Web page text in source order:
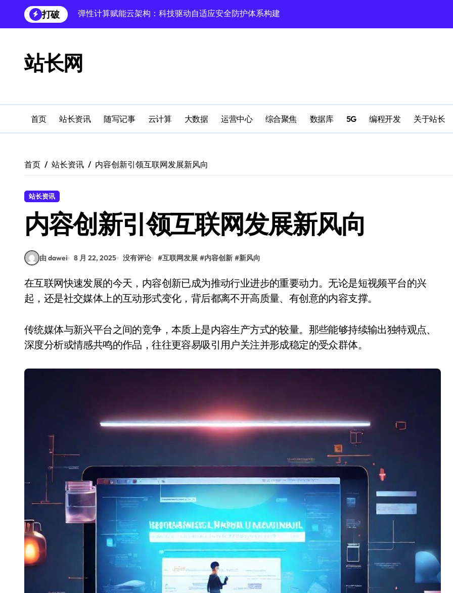
到
打破
科技赋能跨界融合，重塑站长领域用户体验新范式
跨界融合：技术革新驱动站长实践新科技风向标
科技赋能无障碍设计：数据库技术驱动多元融合新生态
蓝队视角：服务器技术融合赋能站长跨界科技新赛道
Android自动化视角：科技融合引领站长生态圈革新潮
鸿蒙跨界技术赋能电商，站长新生态科技启航新篇章
站长网
首页 站长资讯 随写记事 云计算 大数据 运营中心 综合聚焦 数据库 5G 编程开发 关于站长
首页 站长资讯 内容创新引领互联网发展新风向
站长资讯
内容创新引领互联网发展新风向
由 dawei 8 月 22, 2025 没有评论 #互联网发展 #内容创新 #新风向
在互联网快速发展的今天，内容创新已成为推动行业进步的重要动力。无论是短视频平台的兴
起，还是社交媒体上的互动形式变化，背后都离不开高质量、有创意的内容支撑。
传统媒体与新兴平台之间的竞争，本质上是内容生产方式的较量。那些能够持续输出独特观点、
深度分析或情感共鸣的作品，往往更容易吸引用户关注并形成稳定的受众群体。